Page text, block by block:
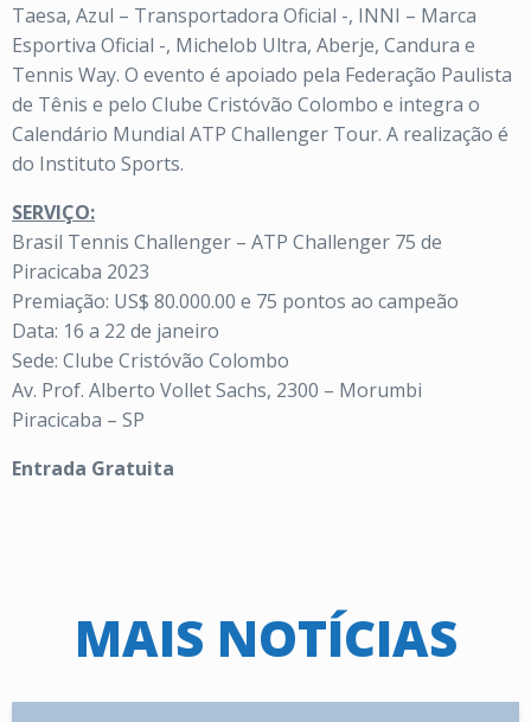
Taesa, Azul – Transportadora Oficial -, INNI – Marca
Esportiva Oficial -, Michelob Ultra, Aberje, Candura e
Tennis Way. O evento é apoiado pela Federação Paulista
de Tênis e pelo Clube Cristóvão Colombo e integra o
Calendário Mundial ATP Challenger Tour. A realização é
do Instituto Sports.
SERVIÇO:
Brasil Tennis Challenger – ATP Challenger 75 de
Piracicaba 2023
Premiação: US$ 80.000.00 e 75 pontos ao campeão
Data: 16 a 22 de janeiro
Sede: Clube Cristóvão Colombo
Av. Prof. Alberto Vollet Sachs, 2300 – Morumbi
Piracicaba – SP
Entrada Gratuita
MAIS NOTÍCIAS